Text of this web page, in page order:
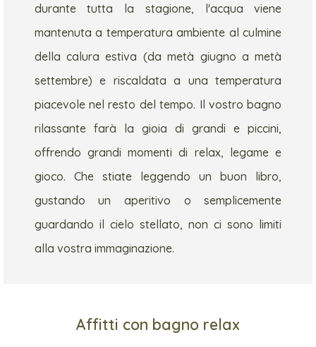
durante tutta la stagione, l'acqua viene
mantenuta a temperatura ambiente al culmine
della calura estiva (da metà giugno a metà
settembre) e riscaldata a una temperatura
piacevole nel resto del tempo. Il vostro bagno
rilassante farà la gioia di grandi e piccini,
offrendo grandi momenti di relax, legame e
gioco. Che stiate leggendo un buon libro,
gustando un aperitivo o semplicemente
guardando il cielo stellato, non ci sono limiti
alla vostra immaginazione.
Affitti con bagno relax